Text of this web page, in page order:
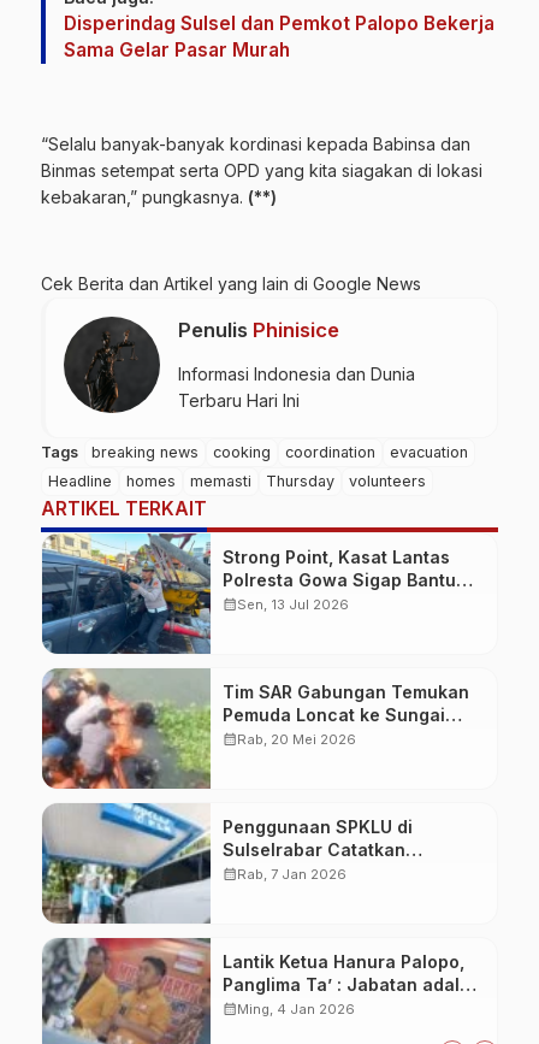
Disperindag Sulsel dan Pemkot Palopo Bekerja
Sama Gelar Pasar Murah
“Selalu banyak-banyak kordinasi kepada Babinsa dan
Binmas setempat serta OPD yang kita siagakan di lokasi
kebakaran,” pungkasnya. (**)
Cek Berita dan Artikel yang lain di Google News
Penulis Phinisice
Informasi Indonesia dan Dunia
Terbaru Hari Ini
Tags breaking news cooking coordination
evacuation
Headline
homes memasti Thursday volunteers
ARTIKEL TERKAIT
Strong Point, Kasat Lantas
Polresta Gowa Sigap Bantu
Korban Kecelakaan
calendar_monthSen, 13 Jul 2026
Tim SAR Gabungan Temukan
Pemuda Loncat ke Sungai
Pampang Makassar
calendar_monthRab, 20 Mei 2026
Penggunaan SPKLU di
Sulselrabar Catatkan
Kenaikan Tiga Kali Lipat di
calendar_monthRab, 7 Jan 2026
Lantik Ketua Hanura Palopo,
Panglima Ta’ : Jabatan adalah
amanah siap dipertanggung
calendar_monthMing, 4 Jan 2026